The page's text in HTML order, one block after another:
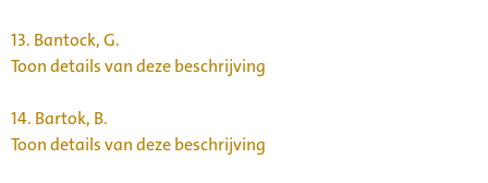
13. Bantock, G.
Toon details van deze beschrijving
14. Bartok, B.
Toon details van deze beschrijving